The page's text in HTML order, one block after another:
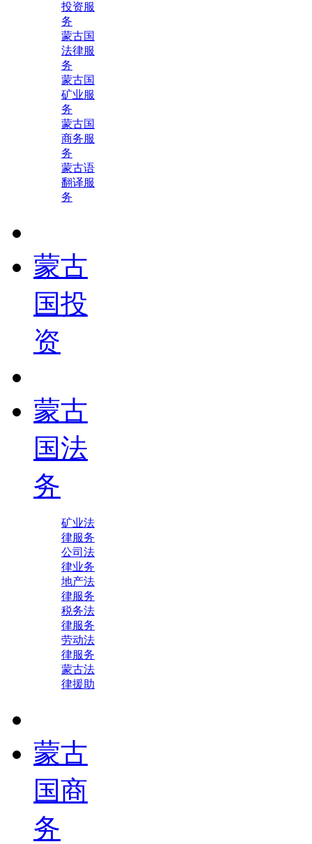
投资服
务
蒙古国
法律服
务
蒙古国
矿业服
务
蒙古国
商务服
务
蒙古语
翻译服
务
蒙古
国投
资
蒙古
国法
务
矿业法
律服务
公司法
律业务
地产法
律服务
税务法
律服务
劳动法
律服务
蒙古法
律援助
蒙古
国商
务